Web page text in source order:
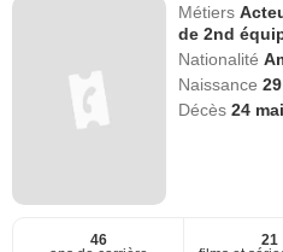
Métiers
de 2nd
Nationalité
Naissance
Décès24
46
21